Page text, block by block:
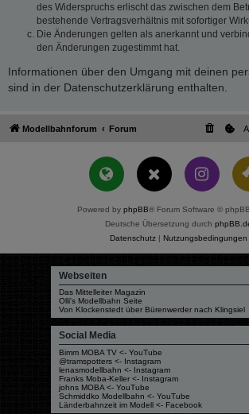
des Widerspruchs erlischt das zwischen dem
bestehende Vertragsverhältnis mit sofortiger
Die Änderungen gelten als anerkannt und
den Änderungen zugestimmt hat.
Informationen über den Umgang mit deinen
sind in der Datenschutzerklärung enthalten.
Modellbahnforum Forum
Powered by phpBB® Forum Software ©
Deutsche Übersetzung durch
Datenschutz| Nutzungsbedingungen
Webseiten
Das Mittelleiter Magazin
Olli's Modellbahn Seite
Von Klockenstedt über Bürenwerder nach Klingsiel
Social Media
Bimm MOBA TV <- YouTube
@tramspotters <- Instagram
lenasmodellbahn <- Instagram
Franks Moba-Keller <- Instagram
johns MOBA <- YouTube
Schmiddko Modellbahn <- YouTube
Länderbahnzeit im Modell <- Facebook